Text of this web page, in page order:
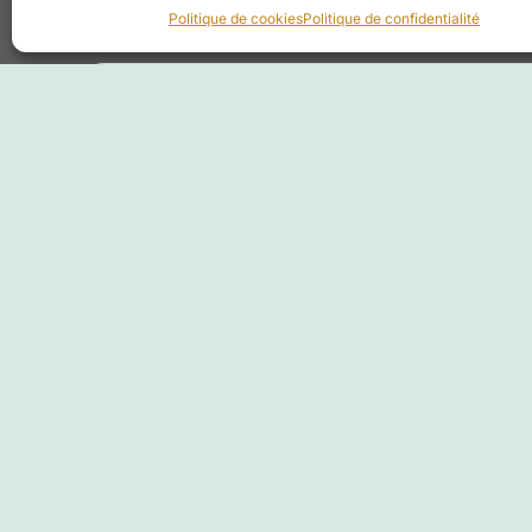
Politique de cookiesPolitique de confidentialité